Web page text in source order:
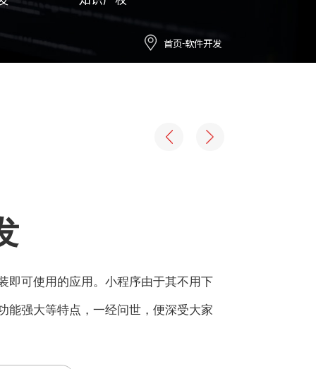
首页-软件开发
即可使用的应用。小程序由于其不用下
能强大等特点，一经问世，便深受大家